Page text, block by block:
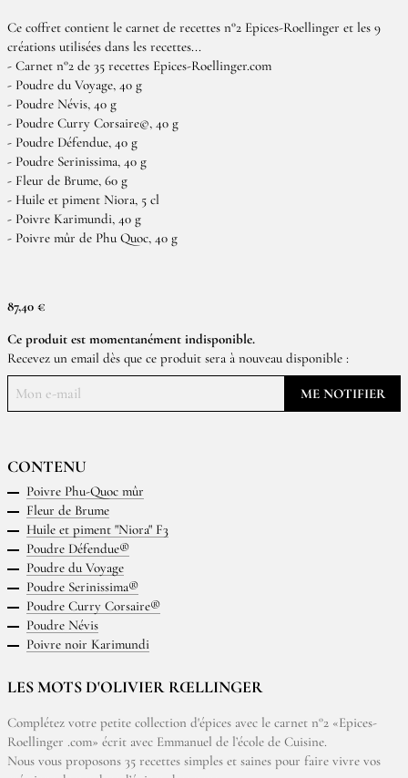
Ce coffret contient le carnet de recettes n°2 Epices-Roellinger et les 9
créations utilisées dans les recettes...
- Carnet n°2 de 35 recettes Epices-Roellinger.com
- Poudre du Voyage, 40 g
- Poudre Névis, 40 g
- Poudre Curry Corsaire©, 40 g
- Poudre Défendue, 40 g
- Poudre Serinissima, 40 g
- Fleur de Brume, 60 g
- Huile et piment Niora, 5 cl
- Poivre Karimundi, 40 g
- Poivre mûr de Phu Quoc, 40 g
87,40 €
Ce produit est momentanément indisponible.
Recevez un email dès que ce produit sera à nouveau disponible :
ME NOTIFIER
CONTENU
Poivre Phu-Quoc mûr
Fleur de Brume
Huile et piment "Niora" F3
Poudre Défendue®
Poudre du Voyage
Poudre Serinissima®
Poudre Curry Corsaire®
Poudre Névis
Poivre noir Karimundi
LES MOTS D'OLIVIER RŒLLINGER
Complétez votre petite collection d'épices avec le carnet n°2 «Epices-
Roellinger .com» écrit avec Emmanuel de l’école de Cuisine.
Nous vous proposons 35 recettes simples et saines pour faire vivre vos